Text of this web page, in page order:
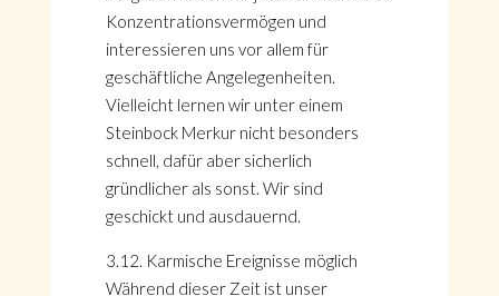
Konzentrationsvermögen und
interessieren uns vor allem für
geschäftliche Angelegenheiten.
Vielleicht lernen wir unter einem
Steinbock Merkur nicht besonders
schnell, dafür aber sicherlich
gründlicher als sonst. Wir sind
geschickt und ausdauernd.
3.12. Karmische Ereignisse möglich
Während dieser Zeit ist unser